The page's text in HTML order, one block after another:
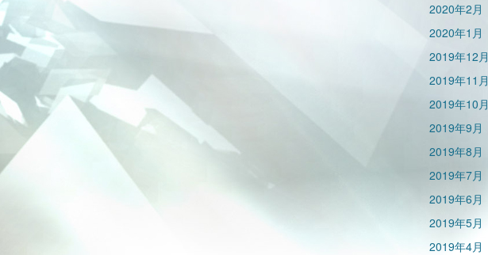
2020年2月
2020年1月
2019年12月
2019年11月
2019年10月
2019年9月
2019年8月
2019年7月
2019年6月
2019年5月
2019年4月